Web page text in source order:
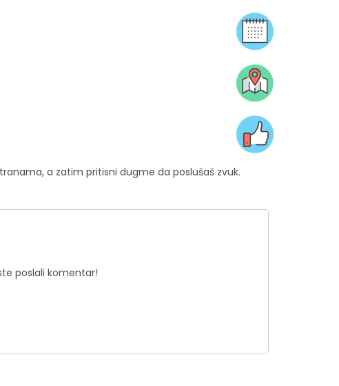
a zatim pritisni dugme da poslušaš zvuk.
poslali komentar!